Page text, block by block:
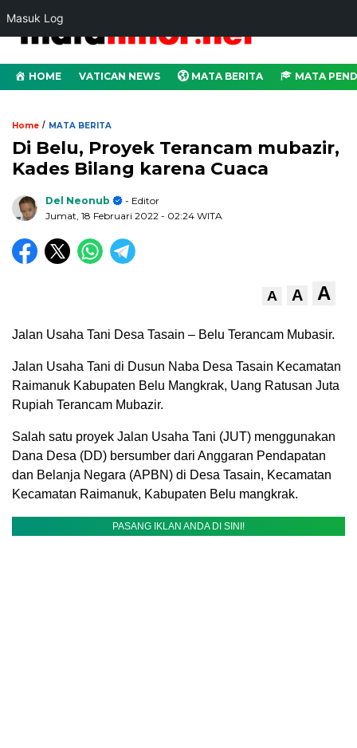
Masuk Log
HOME VATICAN NEWS MATA BERITA MATA
Home / MATA BERITA
Di Belu, Proyek Terancam mubazir,
Kades Bilang karena Cuaca
Del Neonub
- Editor
Jumat, 18 Februari 2022 - 02:24 WITA
A A A
Jalan Usaha Tani Desa Tasain – Belu Terancam Mubasir.
Jalan Usaha Tani di Dusun Naba Desa Tasain Kecamatan
Raimanuk Kabupaten Belu Mangkrak, Uang Ratusan Juta
Rupiah Terancam Mubazir.
Salah satu proyek Jalan Usaha Tani (JUT) menggunakan
Dana Desa (DD) bersumber dari Anggaran Pendapatan
dan Belanja Negara (APBN) di Desa Tasain, Kecamatan
Kecamatan Raimanuk, Kabupaten Belu mangkrak.
PASANG IKLAN ANDA DI SINI!